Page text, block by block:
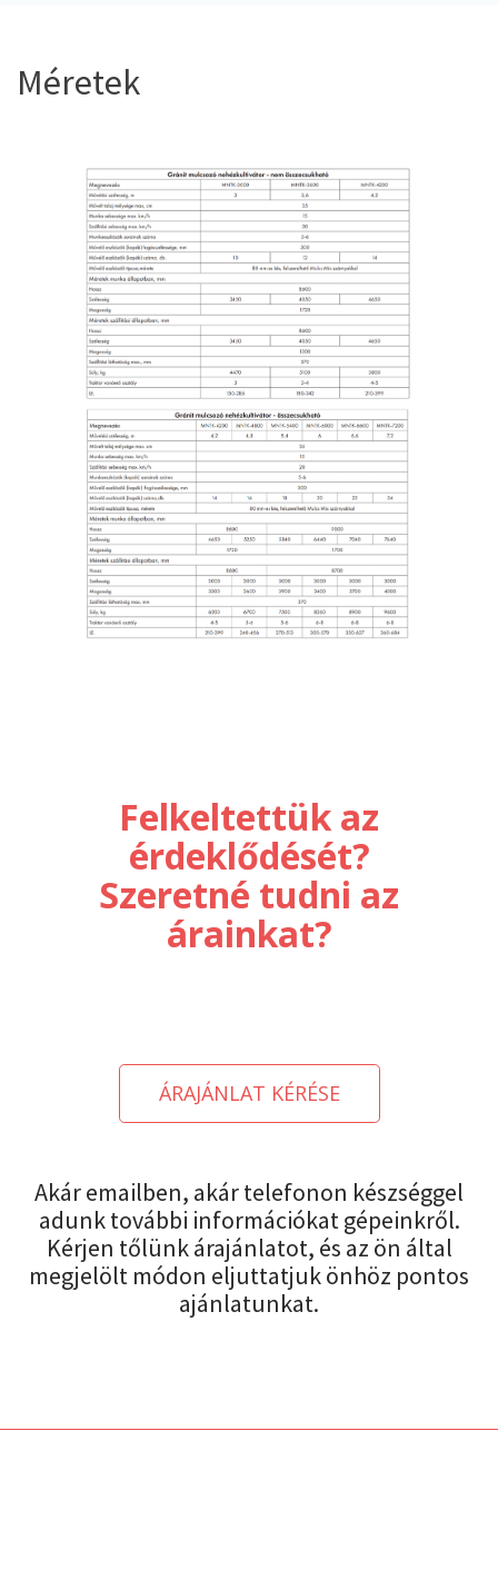
Méretek
Felkeltettük az
érdeklődését?
Szeretné tudni az
árainkat?
ÁRAJÁNLAT KÉRÉSE
Akár emailben, akár telefonon készséggel
adunk további információkat gépeinkről.
Kérjen tőlünk árajánlatot, és az ön által
megjelölt módon eljuttatjuk önhöz pontos
ajánlatunkat.